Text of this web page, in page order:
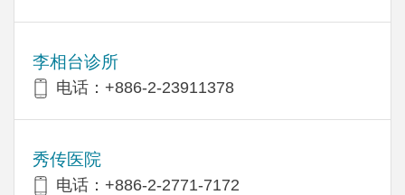
李相台诊所
电话：+886-2-23911378
秀传医院
电话：+886-2-2771-7172